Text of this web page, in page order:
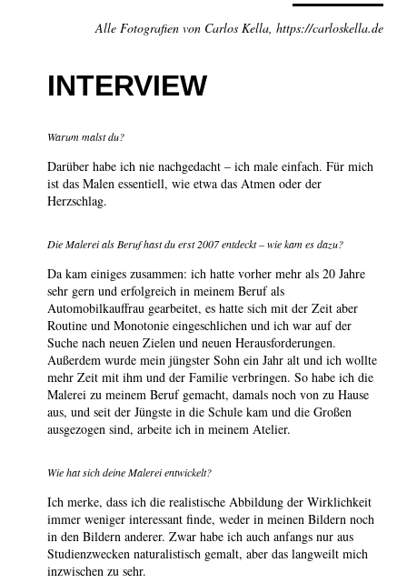
Alle Fotografien von Carlos Kella, https://carloskella.de
INTERVIEW
Warum malst du?
Darüber habe ich nie nachgedacht – ich male einfach. Für mich
ist das Malen essentiell, wie etwa das Atmen oder der
Herzschlag.
Die Malerei als Beruf hast du erst 2007 entdeckt – wie kam es dazu?
Da kam einiges zusammen: ich hatte vorher mehr als 20 Jahre
sehr gern und erfolgreich in meinem Beruf als
Automobilkauffrau gearbeitet, es hatte sich mit der Zeit aber
Routine und Monotonie eingeschlichen und ich war auf der
Suche nach neuen Zielen und neuen Herausforderungen.
Außerdem wurde mein jüngster Sohn ein Jahr alt und ich wollte
mehr Zeit mit ihm und der Familie verbringen. So habe ich die
Malerei zu meinem Beruf gemacht, damals noch von zu Hause
aus, und seit der Jüngste in die Schule kam und die Großen
ausgezogen sind, arbeite ich in meinem Atelier.
Wie hat sich deine Malerei entwickelt?
Ich merke, dass ich die realistische Abbildung der Wirklichkeit
immer weniger interessant finde, weder in meinen Bildern noch
in den Bildern anderer. Zwar habe ich auch anfangs nur aus
Studienzwecken naturalistisch gemalt, aber das langweilt mich
inzwischen zu sehr.